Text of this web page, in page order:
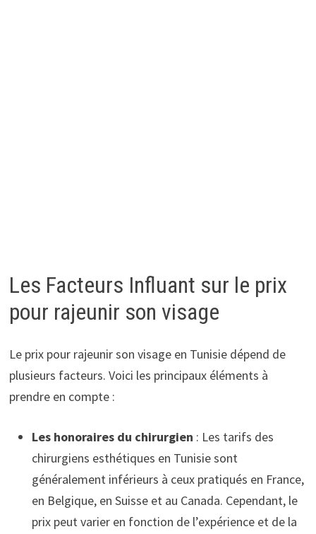
Les Facteurs Influant sur le prix
pour rajeunir son visage
Le prix pour rajeunir son visage en Tunisie dépend de
plusieurs facteurs. Voici les principaux éléments à
prendre en compte :
Les honoraires du chirurgien : Les tarifs des
chirurgiens esthétiques en Tunisie sont
généralement inférieurs à ceux pratiqués en France,
en Belgique, en Suisse et au Canada. Cependant, le
prix peut varier en fonction de l’expérience et de la